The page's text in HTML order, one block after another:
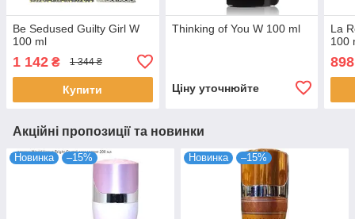
Be Sedused Guilty Girl W
100 ml
1 142 ₴ 1 344 ₴
Купити
Thinking of You W 100 ml
Ціну уточнюйте
La
100
898
Акційні пропозиції та новинки
Новинка –15% Новинка –15%